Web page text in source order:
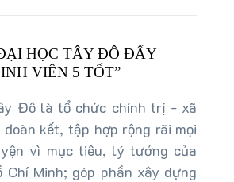
HỌC TÂY ĐÔ ĐẨY
VIÊN 5 TỐT”
Đô là tổ chức chính trị - xã
kết, tập hợp rộng rãi mọi
vì mục tiêu, lý tưởng của
Minh; góp phần xây dựng